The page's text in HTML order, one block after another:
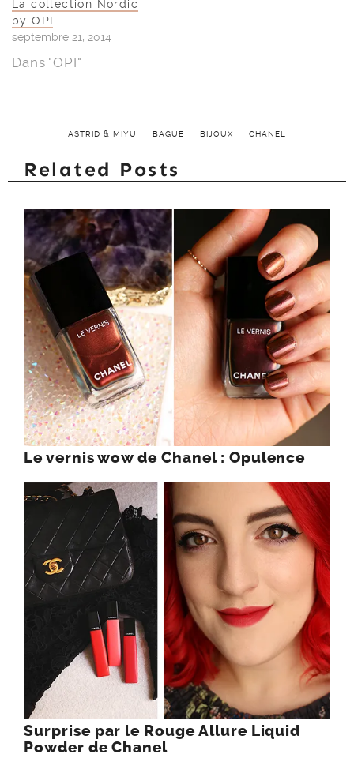
La collection Nordic
by OPI
septembre 21, 2014
Dans "OPI"
ASTRID & MIYU BAGUE BIJOUX CHANEL
Related Posts
Le vernis wow de Chanel : Opulence
Surprise par le Rouge Allure Liquid
Powder de Chanel